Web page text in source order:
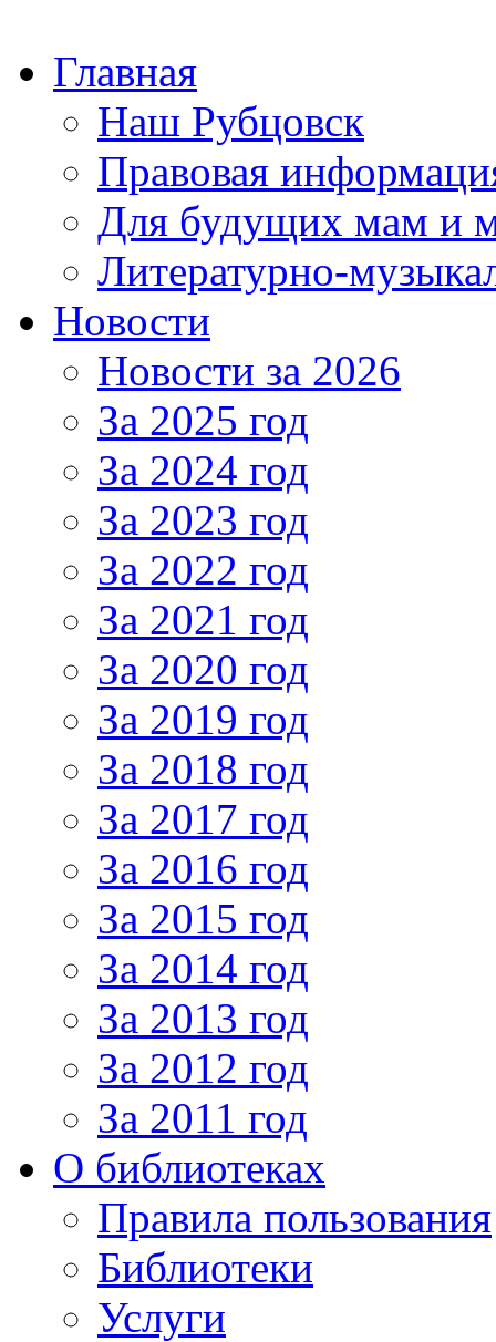
Главная
Наш Рубцовск
Правовая
Для будущих мам и
Литературно-
Новости
Новости за 2026
За 2025 год
За 2024 год
За 2023 год
За 2022 год
За 2021 год
За 2020 год
За 2019 год
За 2018 год
За 2017 год
За 2016 год
За 2015 год
За 2014 год
За 2013 год
За 2012 год
За 2011 год
О библиотеках
Правила пользования
Библиотеки
Услуги